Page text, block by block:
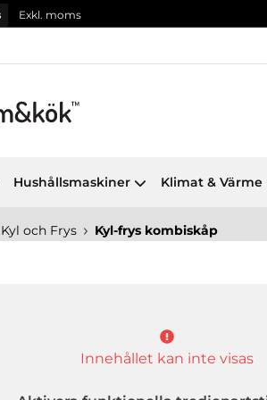
Exkl. moms
Hushållsmaskiner Klimat & Värme
Kyl och Frys Kyl-frys kombiskåp
Innehållet kan inte visas